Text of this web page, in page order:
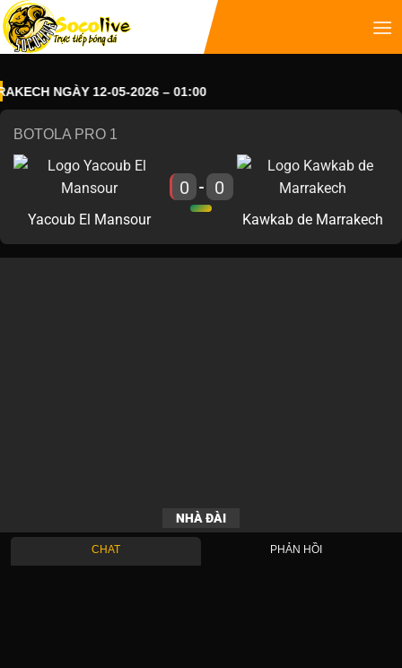
NGÀY 12-05-2026 – 01:00
BOTOLA PRO 1
Yacoub El Mansour
0 - 0
Kawkab de Marrakech
NHÀ ĐÀI
CHAT PHẢN HỒI